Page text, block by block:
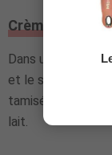
Crème
Dans une
et le sucre.
tamisées.
lait.